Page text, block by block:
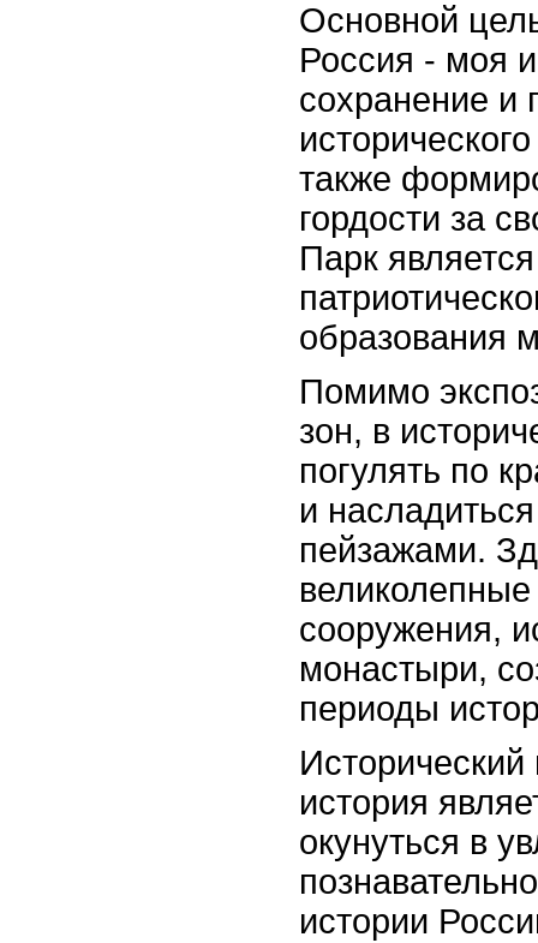
Основной
Россия - моя
сохранение и
также
гордости за
Парк
образования
Помимо
зон, в
погулять по
и
пейзажами.
сооружения,
монастыри,
периоды
история
окунуться в
истории